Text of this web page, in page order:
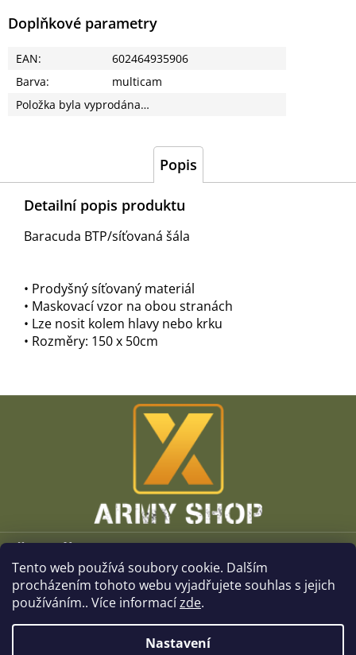
Tento web používá soubory cookie. Dalším
procházením tohoto webu vyjadřujete souhlas s jejich
používáním.. Více informacízde.
Nastavení
Doplňkové parametry
EAN:
602464935906
Barva:
multicam
Položka byla vyprodána…
Popis
Detailní popis produktu
Baracuda BTP/síťovaná šála
• Prodyšný síťovaný materiál
• Maskovací vzor na obou stranách
• Lze nosit kolem hlavy nebo krku
• Rozměry: 150 x 50cm
Z
Vše o nákupu
O společnosti
Kamenné prodejny